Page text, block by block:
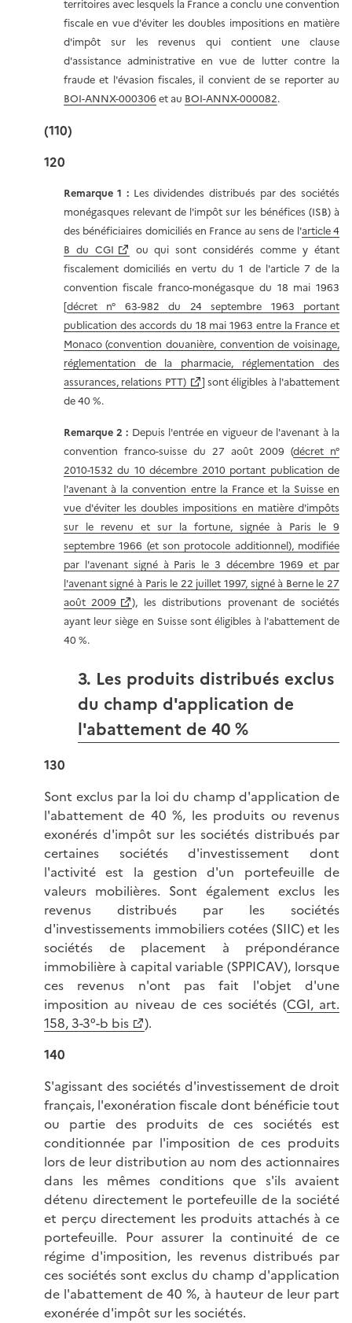
territoires avec lesquels la France a conclu une convention
fiscale en vue d'éviter les doubles impositions en matière
d'impôt sur les revenus qui contient une clause
d'assistance administrative en vue de lutter contre la
fraude et l'évasion fiscales, il convient de se reporter au
BOI-ANNX-000306 et au BOI-ANNX-000082.
(110)
120
Remarque 1 : Les dividendes distribués par des sociétés
monégasques relevant de l'impôt sur les bénéfices (ISB) à
des bénéficiaires domiciliés en France au sens de l'article 4
B du CGI
ou qui sont considérés comme y étant
fiscalement domiciliés en vertu du 1 de l'article 7 de la
convention fiscale franco-monégasque du 18 mai 1963
[décret n° 63-982 du 24 septembre 1963 portant
publication des accords du 18 mai 1963 entre la France et
Monaco (convention douanière, convention de voisinage,
réglementation de la pharmacie, réglementation des
assurances, relations PTT)
] sont éligibles à l'abattement
de 40 %.
Remarque 2 : Depuis l'entrée en vigueur de l'avenant à la
convention franco-suisse du 27 août 2009 (décret n°
2010-1532 du 10 décembre 2010 portant publication de
l'avenant à la convention entre la France et la Suisse en
vue d'éviter les doubles impositions en matière d'impôts
sur le revenu et sur la fortune, signée à Paris le 9
septembre 1966 (et son protocole additionnel), modifiée
par l'avenant signé à Paris le 3 décembre 1969 et par
l'avenant signé à Paris le 22 juillet 1997, signé à Berne le 27
août 2009
), les distributions provenant de sociétés
ayant leur siège en Suisse sont éligibles à l'abattement de
40 %.
3. Les produits distribués exclus
du champ d'application de
l'abattement de 40 %
130
Sont exclus par la loi du champ d'application de
l'abattement de 40 %, les produits ou revenus
exonérés d'impôt sur les sociétés distribués par
certaines sociétés d'investissement dont
l'activité est la gestion d'un portefeuille de
valeurs mobilières. Sont également exclus les
revenus distribués par les sociétés
d'investissements immobiliers cotées (SIIC) et les
sociétés de placement à prépondérance
immobilière à capital variable (SPPICAV), lorsque
ces revenus n'ont pas fait l'objet d'une
imposition au niveau de ces sociétés (CGI, art.
158, 3-3°-b bis
).
140
S'agissant des sociétés d'investissement de droit
français, l'exonération fiscale dont bénéficie tout
ou partie des produits de ces sociétés est
conditionnée par l'imposition de ces produits
lors de leur distribution au nom des actionnaires
dans les mêmes conditions que s'ils avaient
détenu directement le portefeuille de la société
et perçu directement les produits attachés à ce
portefeuille. Pour assurer la continuité de ce
régime d'imposition, les revenus distribués par
ces sociétés sont exclus du champ d'application
de l'abattement de 40 %, à hauteur de leur part
exonérée d'impôt sur les sociétés.